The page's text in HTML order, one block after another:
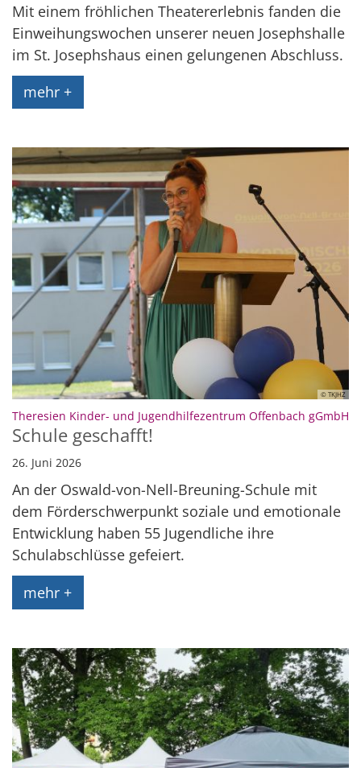
Mit einem fröhlichen Theatererlebnis fanden die
Einweihungswochen unserer neuen Josephshalle
im St. Josephshaus einen gelungenen Abschluss.
mehr +
© TKJHZ
Theresien Kinder- und Jugendhilfezentrum Offenbach gGmbH
Schule geschafft!
26. Juni 2026
An der Oswald-von-Nell-Breuning-Schule mit
dem Förderschwerpunkt soziale und emotionale
Entwicklung haben 55 Jugendliche ihre
Schulabschlüsse gefeiert.
mehr +